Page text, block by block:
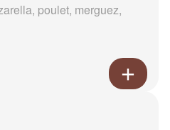
poulet, merguez,